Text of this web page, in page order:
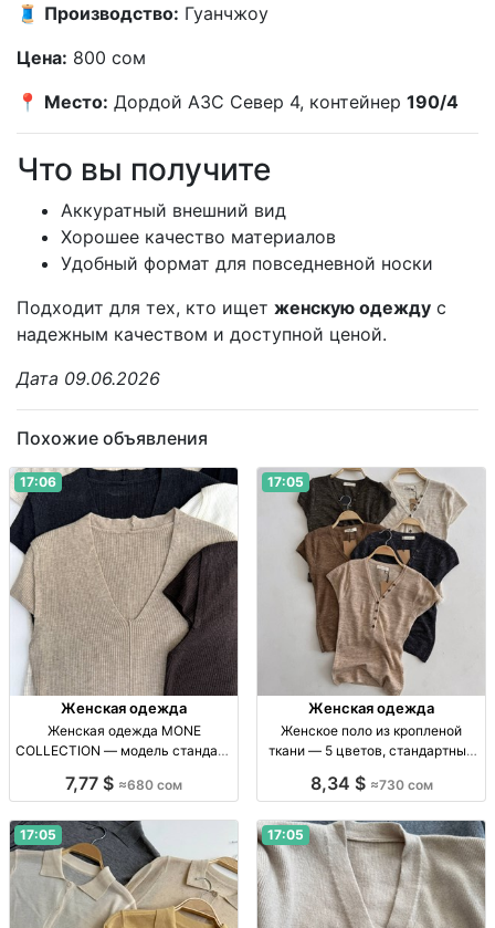
🧵 Производство: Гуанчжоу
Цена: 800 сом
📍 Место: Дордой АЗС Север 4, контейнер 190/4
Что вы получите
Аккуратный внешний вид
Хорошее качество материалов
Удобный формат для повседневной носки
Подходит для тех, кто ищет женскую одежду с
надежным качеством и доступной ценой.
Дата 09.06.2026
Похожие объявления
17:06
Женская одежда
Женская одежда MONE
COLLECTION — модель стандарт
одежда, р-р стандарт, 6 нюд.
7,77 $ ≈680 сом
17:05
Женская одежда
Женское поло из кропленой
ткани — 5 цветов, стандартный
р стандарт, 5 цв.
8,34 $ ≈730 сом
17:05 17:05